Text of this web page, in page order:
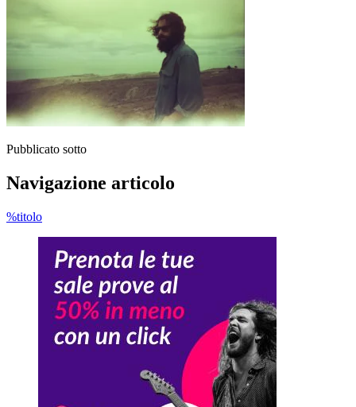
Pubblicato sotto
Navigazione articolo
%titolo